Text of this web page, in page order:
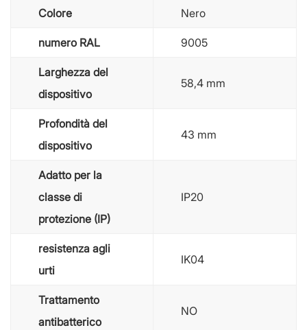
Colore Nero
numero RAL 9005
Larghezza del
dispositivo
58,4 mm
Profondità del
dispositivo
43 mm
Adatto per la
classe di
protezione (IP)
IP20
resistenza agli
urti
IK04
Trattamento
antibatterico
NO